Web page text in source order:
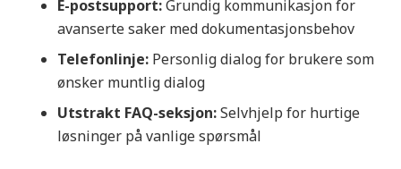
E-postsupport:Grundig kommunikasjon for
avanserte saker med dokumentasjonsbehov
Telefonlinje: Personlig dialog for brukere som
ønsker muntlig dialog
Utstrakt FAQ-seksjon:Selvhjelp for hurtige
løsninger på vanlige spørsmål